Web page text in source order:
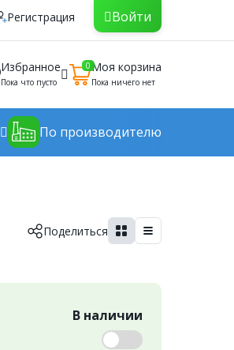
Регистрация Войти
Избранное
Пока что пусто
0Моя корзина
Пока ничего нет
По производителю
Поделиться
В наличии